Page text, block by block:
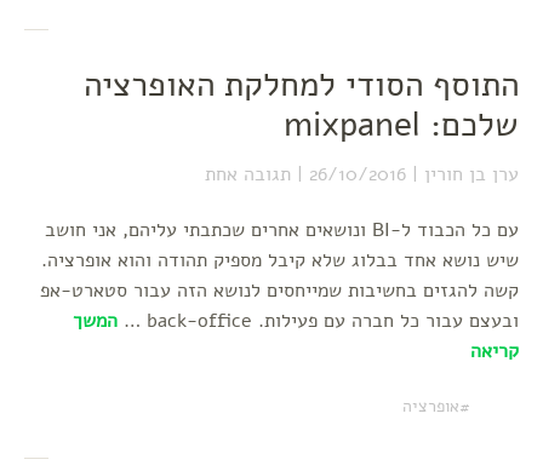
התוסף הסודי למחלקת האופרציה
שלכם: mixpanel
ערן בן חורין 26/10/2016 תגובה אחת
עם כל הכבוד ל-BI ונושאים אחרים שכתבתי עליהם, אני חושב
שיש נושא אחד בבלוג שלא קיבל מספיק תהודה והוא אופרציה.
קשה להגזים בחשיבות שמייחסים לנושא הזה עבור סטארט-אפ
ובעצם עבור כל חברה עם פעילות. back-office …
המשך
קריאה
אופרציה